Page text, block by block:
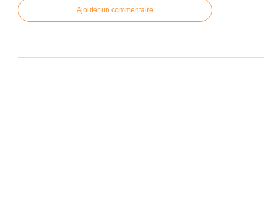
Ajouter un commentaire